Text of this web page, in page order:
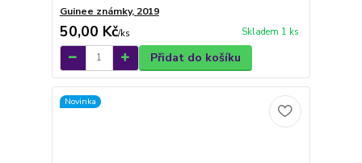
Guinee známky, 2019
50,00 Kč/ks Skladem 1 ks
Přidat do košíku
Novinka